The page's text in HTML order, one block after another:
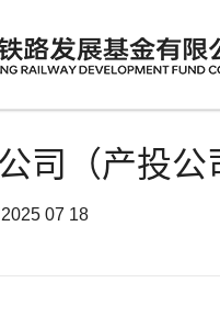
司（产投
2025 07 18